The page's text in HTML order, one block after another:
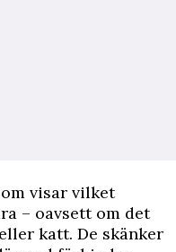
visar vilket
– oavsett om det
katt. De skänker